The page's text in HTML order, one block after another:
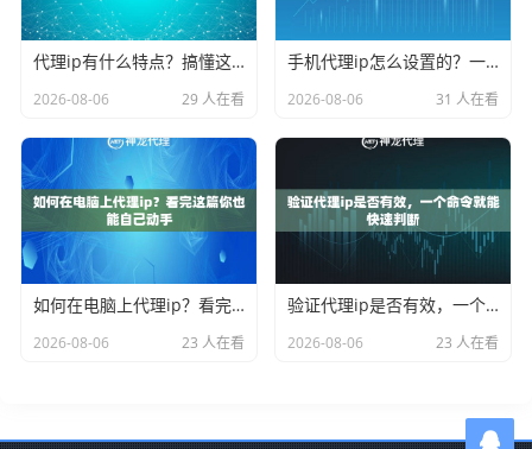
代理ip有什么特点？搞懂这些才能选对不踩坑
2026-08-06 29 人在看
手机代理ip怎么设置的？一分钟搞定不废话
2026-08-06 31 人在看
如何在电脑上代理ip？看完这篇你也能自己动手
2026-08-06 23 人在看
验证代理ip是否有效，一个命令就能快速判断
2026-08-06 23 人在看